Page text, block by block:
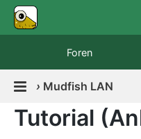
Foren
› Mudfish LAN
Tutorial